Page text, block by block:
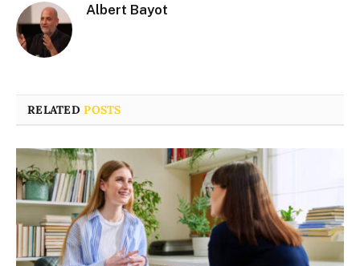
Albert Bayot
RELATEDPOSTS